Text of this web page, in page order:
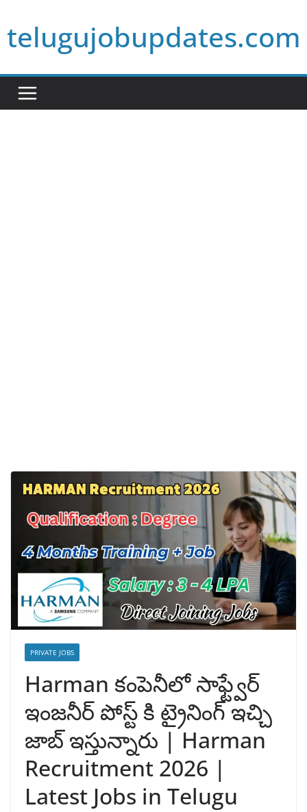
to
content
telugujobupdates.com
PRIVATE JOBS
Harman కంపెనీలో సాఫ్ట్వేర్
ఇంజనీర్ పోస్ట్ కి ట్రైనింగ్ ఇచ్చి
జాబ్ ఇస్తున్నారు | Harman
Recruitment 2026 |
Latest Jobs in Telugu